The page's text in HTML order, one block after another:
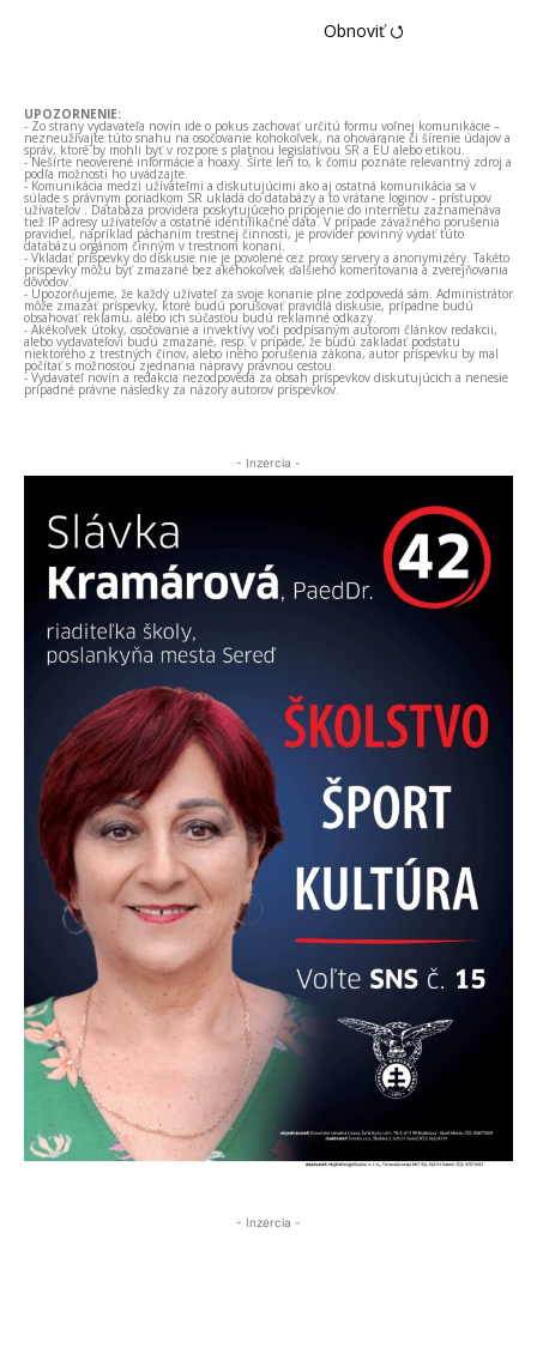
Obnoviť ⭯
UPOZORNENIE:
- Zo strany vydavateľa novín ide o pokus zachovať určitú formu voľnej komunikácie –
nezneužívajte túto snahu na osočovanie kohokoľvek, na ohováranie či šírenie údajov a
správ, ktoré by mohli byť v rozpore s platnou legislatívou SR a EÚ alebo etikou.
- Nešírte neoverené informácie a hoaxy. Šírte len to, k čomu poznáte relevantný zdroj a
podľa možnosti ho uvádzajte.
- Komunikácia medzi užívateľmi a diskutujúcimi ako aj ostatná komunikácia sa v
súlade s právnym poriadkom SR ukladá do databázy a to vrátane loginov - prístupov
užívateľov . Databáza providera poskytujúceho pripojenie do internetu zaznamenáva
tiež IP adresy užívateľov a ostatné identifikačné dáta. V prípade závažného porušenia
pravidiel, napríklad páchaním trestnej činnosti, je provider povinný vydať túto
databázu orgánom činným v trestnom konaní.
- Vkladať príspevky do diskusie nie je povolené cez proxy servery a anonymizéry. Takéto
príspevky môžu byť zmazané bez akéhokoľvek ďalšieho komentovania a zverejňovania
dôvodov.
- Upozorňujeme, že každý užívateľ za svoje konanie plne zodpovedá sám. Administrátor
môže zmazať príspevky, ktoré budú porušovať pravidlá diskusie, prípadne budú
obsahovať reklamu, alebo ich súčasťou budú reklamné odkazy.
- Akékoľvek útoky, osočovanie a invektívy voči podpísaným autorom článkov redakcii,
alebo vydavateľovi budú zmazané, resp. v prípade, že budú zakladať podstatu
niektorého z trestných činov, alebo iného porušenia zákona, autor príspevku by mal
počítať s možnosťou zjednania nápravy právnou cestou.
- Vydavateľ novín a redakcia nezodpovedá za obsah príspevkov diskutujúcich a nenesie
prípadné právne následky za názory autorov príspevkov.
- Inzercia -
- Inzercia -